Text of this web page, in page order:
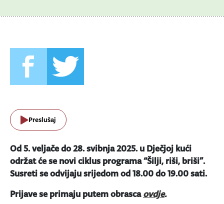
Preslušaj
Od 5. veljače do 28. svibnja 2025. u Dječjoj kući
održat će se novi ciklus programa “Šilji, riši, briši”.
Susreti se odvijaju srijedom od 18.00 do 19.00 sati.
Prijave se primaju putem obrascaovdje.